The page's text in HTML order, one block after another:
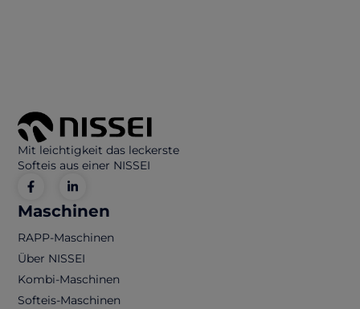
Mit leichtigkeit das leckerste
Softeis aus einer NISSEI
Maschinen
RAPP-Maschinen
Über NISSEI
Kombi-Maschinen
Softeis-Maschinen